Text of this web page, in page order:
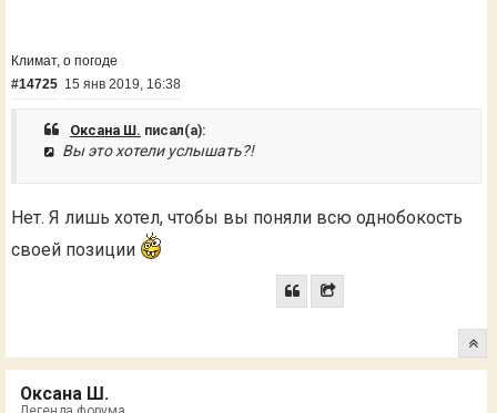
Климат, о погоде
#14725 15 янв 2019, 16:38
Оксана Ш. писал(а):
Вы это хотели услышать?!
Нет. Я лишь хотел, чтобы вы поняли всю однобокость
своей позиции
Оксана Ш.